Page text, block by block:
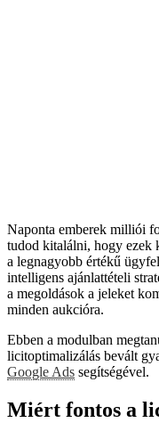
Naponta emberek milliói
tudod kitalálni, hogy ezek
a legnagyobb értékű
intelligens ajánlattételi
a megoldások a jeleket
minden aukcióra.
Ebben a modulban
licitoptimalizálás bevált
Google Ads segítségével.
Miért fontos a